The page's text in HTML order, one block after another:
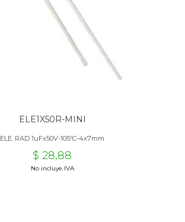
ELE1X50R-MINI
ELE. RAD 1uFx50V-105ºC-4x7mm
$ 28,88
No incluye IVA